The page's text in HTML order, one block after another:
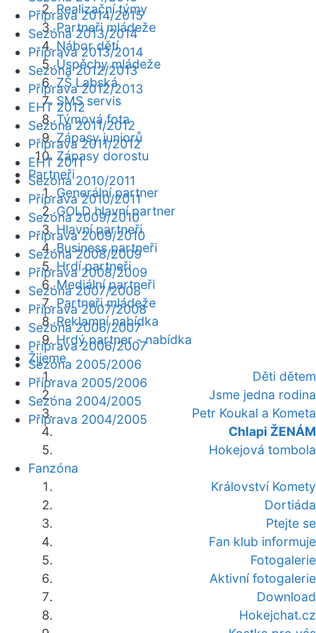
Realizační týmy
Partneři mládeže
Nábor dětí
Úspěchy mládeže
ZŠ Labská
SMS servis
Týmová fota
Zápasy juniorů
Zápasy dorostu
Partneři
Generální partner
GOLD hlavní partner
Hlavní partneři
Business partneři
Hrdí partneři
Mediální partneři
Partneři mládeže
Reklamní nabídka
Hrdý partner - nabídka
Žijeme
Děti dětem
Jsme jedna rodina
Petr Koukal a Kometa
Chlapi ŽENÁM
Hokejová tombola
Fanzóna
Království Komety
Dortiáda
Ptejte se
Fan klub informuje
Fotogalerie
Aktivní fotogalerie
Download
Hokejchat.cz
Příprava 2014/2015
Sezóna 2013/2014
Příprava 2013/2014
Sezóna 2012/2013
Příprava 2012/2013
EHT 2012
Sezóna 2011/2012
Příprava 2011/2012
EHT 2011
Sezóna 2010/2011
Příprava 2010/2011
Sezóna 2009/2010
Příprava 2009/2010
Sezóna 2008/2009
Příprava 2008/2009
Sezóna 2007/2008
Příprava 2007/2008
Sezóna 2006/2007
Příprava 2006/2007
Sezóna 2005/2006
Příprava 2005/2006
Sezóna 2004/2005
Příprava 2004/2005